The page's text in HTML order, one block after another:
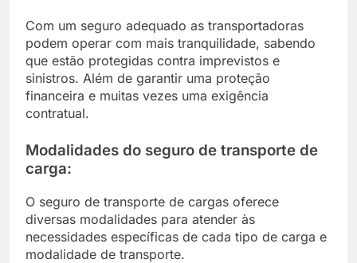
Com um seguro adequado as transportadoras
podem operar com mais tranquilidade, sabendo
que estão protegidas contra imprevistos e
sinistros. Além de garantir uma proteção
financeira e muitas vezes uma exigência
contratual.
Modalidades do seguro de transporte de
carga:
O seguro de transporte de cargas oferece
diversas modalidades para atender às
necessidades específicas de cada tipo de carga e
modalidade de transporte.